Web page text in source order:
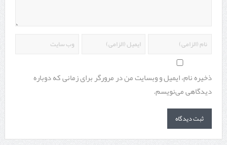
ذخیره نام، ایمیل و وبسایت من در مرورگر برای زمانی که دوباره
دیدگاهی می‌نویسم.